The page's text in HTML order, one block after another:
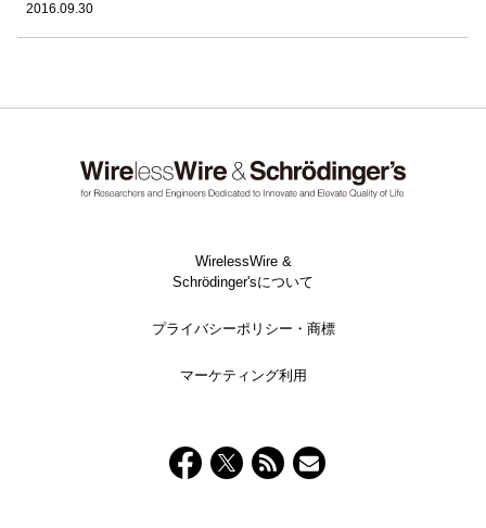
2016.09.30
WirelessWire &
Schrödinger'sについて
プライバシーポリシー・商標
マーケティング利用